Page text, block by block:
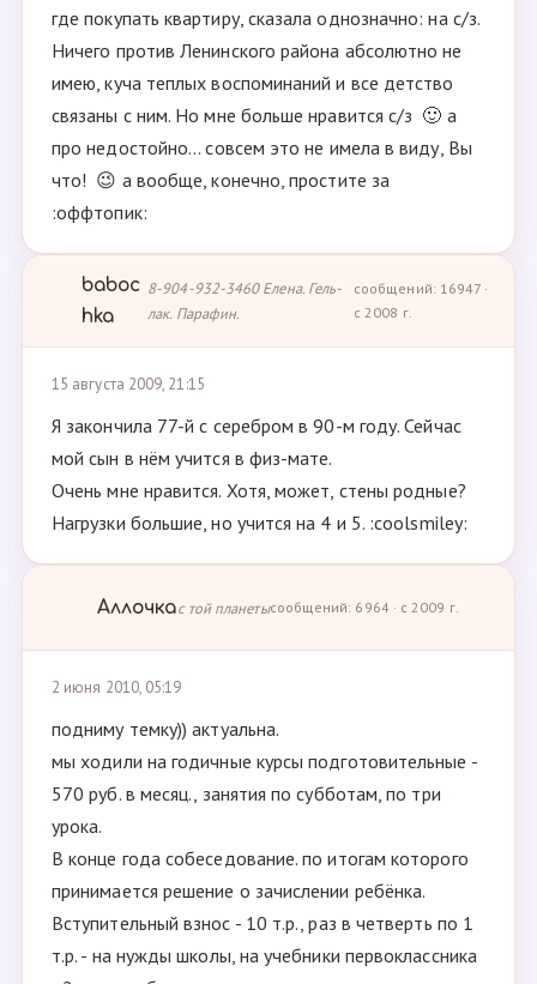
где покупать квартиру, сказала однозначно: на с/з.
Ничего против Ленинского района абсолютно не
имею, куча теплых воспоминаний и все детство
связаны с ним. Но мне больше нравится с/з 🙂 а
про недостойно... совсем это не имела в виду, Вы
что! 😉 а вообще, конечно, простите за
:оффтопик:
baboc
hka
8-904-932-3460 Елена. Гель-
лак. Парафин.
сообщений: 16947 ·
с 2008 г.
15 августа 2009, 21:15
Я закончила 77-й с серебром в 90-м году. Сейчас
мой сын в нём учится в физ-мате.
Очень мне нравится. Хотя, может, стены родные?
Нагрузки большие, но учится на 4 и 5. :coolsmiley:
Аллочкас той планетысообщений: 6964 · с 2009 г.
2 июня 2010, 05:19
подниму темку)) актуальна.
мы ходили на годичные курсы подготовительные -
570 руб. в месяц., занятия по субботам, по три
урока.
В конце года собеседование. по итогам которого
принимается решение о зачислении ребёнка.
Вступительный взнос - 10 т.р., раз в четверть по 1
т.р. - на нужды школы, на учебники первоклассника